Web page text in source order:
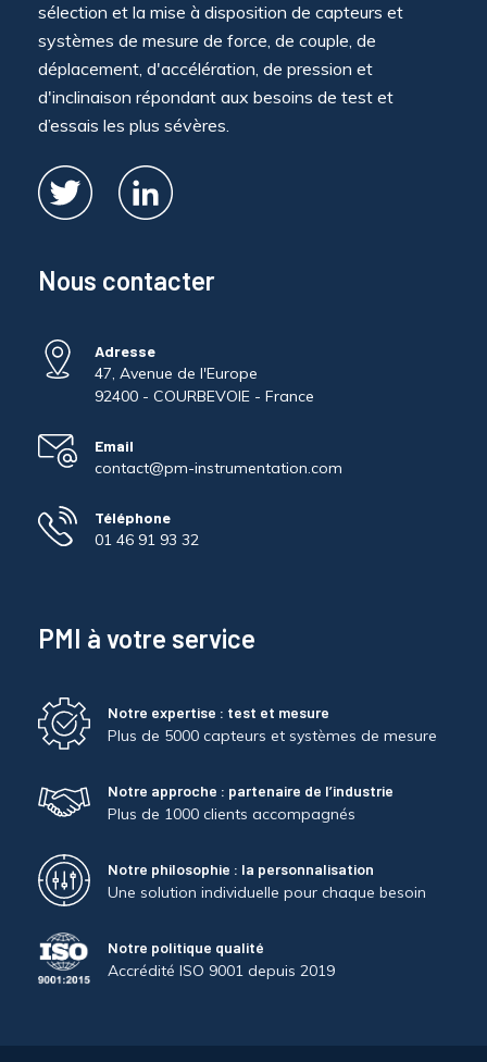
sélection et la mise à disposition de capteurs et
systèmes de mesure de force, de couple, de
déplacement, d'accélération, de pression et
d'inclinaison répondant aux besoins de test et
d’essais les plus sévères.
Nous contacter
Adresse
47, Avenue de l'Europe
92400 - COURBEVOIE - France
Email
contact@pm-instrumentation.com
Téléphone
01 46 91 93 32
PMI à votre service
Notre expertise : test et mesure
Plus de 5000 capteurs et systèmes de mesure
Notre approche : partenaire de l’industrie
Plus de 1000 clients accompagnés
Notre philosophie : la personnalisation
Une solution individuelle pour chaque besoin
Notre politique qualité
Accrédité ISO 9001 depuis 2019